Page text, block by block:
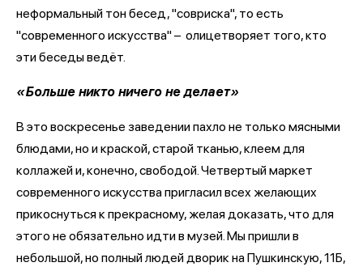
неформальный тон бесед, "совриска", то есть
"современного искусства" – олицетворяет того, кто
эти беседы ведёт.
«Больше никто ничего не делает»
В это воскресенье заведении пахло не только мясными
блюдами, но и краской, старой тканью, клеем для
коллажей и, конечно, свободой. Четвертый маркет
современного искусства пригласил всех желающих
прикоснуться к прекрасному, желая доказать, что для
этого не обязательно идти в музей. Мы пришли в
небольшой, но полный людей дворик на Пушкинскую, 11Б,